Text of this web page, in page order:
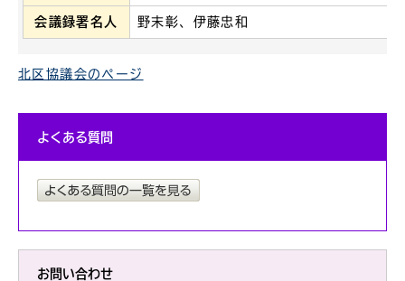
会議録署名人 野末彰、伊藤忠和
北区協議会のページ
よくある質問
お問い合わせ